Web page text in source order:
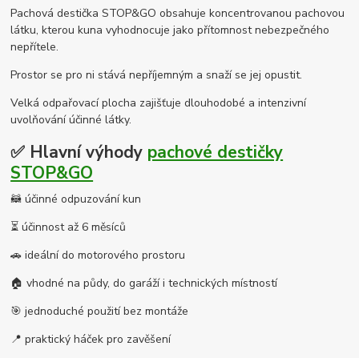
Pachová destička STOP&GO obsahuje koncentrovanou pachovou
látku, kterou kuna vyhodnocuje jako přítomnost nebezpečného
nepřítele.
Prostor se pro ni stává nepříjemným a snaží se jej opustit.
Velká odpařovací plocha zajišťuje dlouhodobé a intenzivní
uvolňování účinné látky.
✅ Hlavní výhody pachové destičky
STOP&GO
🦝 účinné odpuzování kun
⏳ účinnost až 6 měsíců
🚗 ideální do motorového prostoru
🏠 vhodné na půdy, do garáží i technických místností
🎯 jednoduché použití bez montáže
📍 praktický háček pro zavěšení